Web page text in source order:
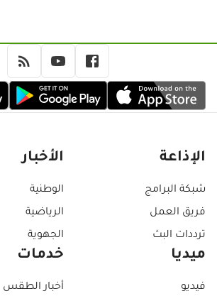
الإذاعة
شبكة البرامج
فريق العمل
ترددات البث
الأخبار
الوطنية
الرياضية
الجهوية
ميديا
فيديو
خدمات
أخبار الطقس